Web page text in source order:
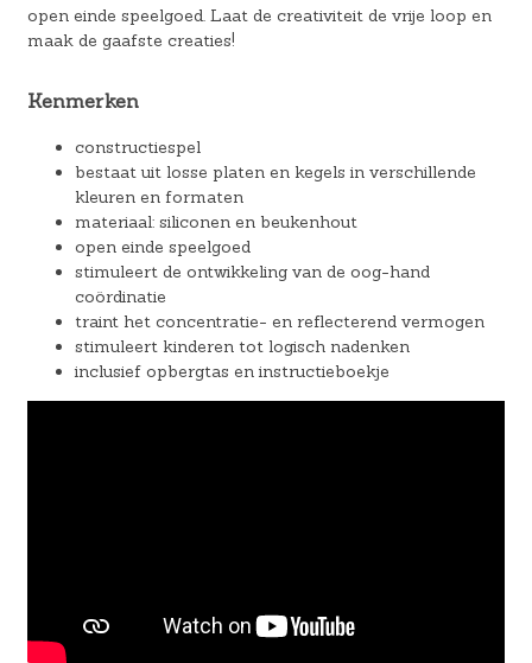
open einde speelgoed. Laat de creativiteit de vrije loop en
maak de gaafste creaties!
Kenmerken
constructiespel
bestaat uit losse platen en kegels in verschillende
kleuren en formaten
materiaal: siliconen en beukenhout
open einde speelgoed
stimuleert de ontwikkeling van de oog-hand
coördinatie
traint het concentratie- en reflecterend vermogen
stimuleert kinderen tot logisch nadenken
inclusief opbergtas en instructieboekje